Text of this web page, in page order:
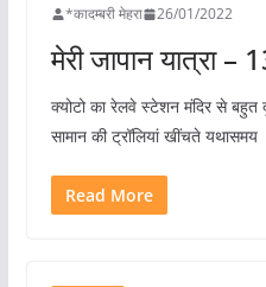
*कादम्बरी मेहरा 26/01/2022
मेरी जापान यात्रा –
क्योटो का रेलवे स्टेशन मंदिर से बहुत
सामान की ट्रॉलियां खींचते यथासमय
Read More